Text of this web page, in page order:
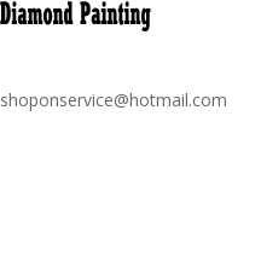
shoponservice@hotmail.com